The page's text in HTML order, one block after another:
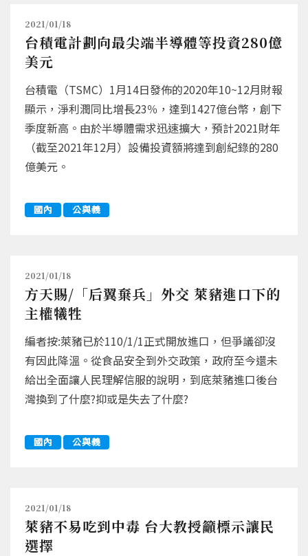
2021/01/18
台積電計劃向最尖端半導體等投資280億
美元
台積電（TSMC）1月14日發佈的2020年10~12月財報
顯示，淨利潤同比增長23％，達到1427億台幣，創下
季度新高。由於半導體需求迅速擴大，預計2021財年
（截至2021年12月）設備投資額將達到創紀錄的280
億美元。
國內 公與義
2021/01/18
方天賜/「后翼棄兵」外交 萊豬進口下的
主權犧牲
編者按:萊豬已於110/1/1正式開放進口，但爭議卻沒
有因此降溫。從食品安全到外交政策，政府至今還未
給出全面讓人民理解信服的說明，到底萊豬進口後台
灣換到了什麼?抑或是失去了什麼?
國內 公與義
2021/01/18
萊豬不易吃到中毒 台大教授籲標示讓民
選擇